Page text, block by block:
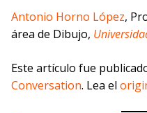
Antonio Horno López,
área de Dibujo,
Este artículo fue
Conversation. Lea el